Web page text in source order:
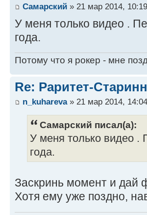
Самарский » 21 мар 2014, 10:19
У меня только видео .
года.
Потому что я рокер - мне
Re: Раритет-
n_kuhareva» 21 мар 2014, 14:04
Самарский писал(а):
У меня только видео
года.
Заскринь момент и дай
Хотя ему уже поздно,